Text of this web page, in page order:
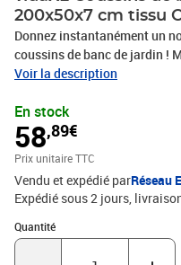
200x50x7 cm tissu
Donnez instantanément un
coussins de banc de jardin !
léger, résistant à l'eau, ainsi
également naturellement
coussin d'extérieur est
d'assise ultra-doux et
forme initiale après chaque
coussin est non seulement
comme les meubles de jardin
être utilisé à l'intérieur
de siège de salon. En outre,
Voir la description
En stock
58,89€
Prix unitaire TTC
Vendu et expédié parRéseau
Expédié sous 2 jours
Quantité
Quantité : 1